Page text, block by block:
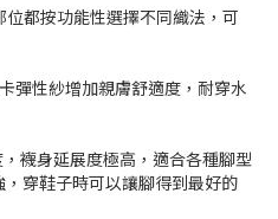
都按功能性選擇不同織法，可
彈性紗增加親膚舒適度，耐穿水
襪身延展度極高，適合各種腳型
穿鞋子時可以讓腳得到最好的